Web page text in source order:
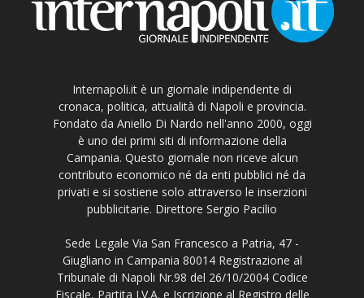
Internapoli.it è un giornale indipendente di
cronaca, politica, attualità di Napoli e provincia.
Fondato da Aniello Di Nardo nell'anno 2000, oggi
è uno dei primi siti di informazione della
Campania. Questo giornale non riceve alcun
contributo economico né da enti pubblici né da
privati e si sostiene solo attraverso le inserzioni
pubblicitarie. Direttore Sergio Pacilio
Sede Legale Via San Francesco a Patria, 47 -
Giugliano in Campania 80014 Registrazione al
Tribunale di Napoli Nr.98 del 26/10/2004 Codice
Fiscale, Partita I.V.A. e Iscrizione al Registro delle